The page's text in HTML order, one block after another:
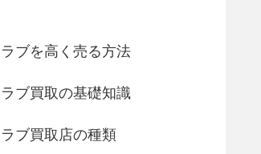
ブを高く売る方法
ブ買取の基礎知識
ブ買取店の種類